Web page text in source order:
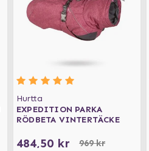
Hurtta
EXPEDITION PARKA
RÖDBETA VINTERTÄCKE
484,50 kr 969 kr